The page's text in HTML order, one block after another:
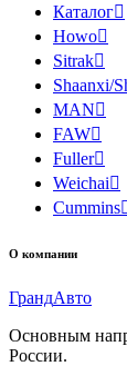
Каталог
Howo
Sitrak
Shaanxi/
MAN
FAW
Fuller
Weichai
Cummins
О компании
ГрандАвто
Основным
России.